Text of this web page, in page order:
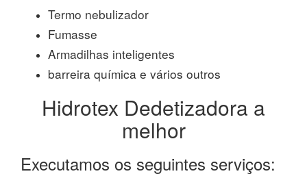
Termo nebulizador
Fumasse
Armadilhas inteligentes
barreira química e vários outros
Hidrotex Dedetizadora a
melhor
Executamos os seguintes serviços: